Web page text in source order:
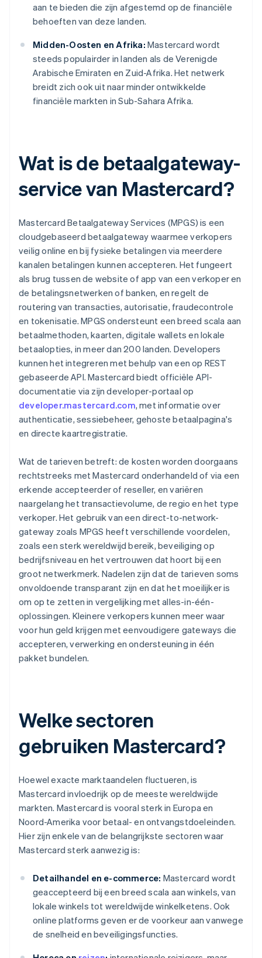
aan te bieden die zijn afgestemd op de financiële
behoeften van deze landen.
Midden-Oosten en Afrika: Mastercard wordt
steeds populairder in landen als de Verenigde
Arabische Emiraten en Zuid-Afrika. Het netwerk
breidt zich ook uit naar minder ontwikkelde
financiële markten in Sub-Sahara Afrika.
Wat is de betaalgateway-
service van Mastercard?
Mastercard Betaalgateway Services (MPGS) is een
cloudgebaseerd betaalgateway waarmee verkopers
veilig online en bij fysieke betalingen via meerdere
kanalen betalingen kunnen accepteren. Het fungeert
als brug tussen de website of app van een verkoper en
de betalingsnetwerken of banken, en regelt de
routering van transacties, autorisatie, fraudecontrole
en tokenisatie. MPGS ondersteunt een breed scala aan
betaalmethoden, kaarten, digitale wallets en lokale
betaalopties, in meer dan 200 landen. Developers
kunnen het integreren met behulp van een op REST
gebaseerde API. Mastercard biedt officiële API-
documentatie via zijn developer-portaal op
developer.mastercard.com, met informatie over
authenticatie, sessiebeheer, gehoste betaalpagina's
en directe kaartregistratie.
Wat de tarieven betreft: de kosten worden doorgaans
rechtstreeks met Mastercard onderhandeld of via een
erkende accepteerder of reseller, en variëren
naargelang het transactievolume, de regio en het type
verkoper. Het gebruik van een direct-to-network-
gateway zoals MPGS heeft verschillende voordelen,
zoals een sterk wereldwijd bereik, beveiliging op
bedrijfsniveau en het vertrouwen dat hoort bij een
groot netwerkmerk. Nadelen zijn dat de tarieven soms
onvoldoende transparant zijn en dat het moeilijker is
om op te zetten in vergelijking met alles-in-één-
oplossingen. Kleinere verkopers kunnen meer waar
voor hun geld krijgen met eenvoudigere gateways die
accepteren, verwerking en ondersteuning in één
pakket bundelen.
Welke sectoren
gebruiken Mastercard?
Hoewel exacte marktaandelen fluctueren, is
Mastercard invloedrijk op de meeste wereldwijde
markten. Mastercard is vooral sterk in Europa en
Noord-Amerika voor betaal- en ontvangstdoeleinden.
Hier zijn enkele van de belangrijkste sectoren waar
Mastercard sterk aanwezig is:
Detailhandel en e-commerce: Mastercard wordt
geaccepteerd bij een breed scala aan winkels, van
lokale winkels tot wereldwijde winkelketens. Ook
online platforms geven er de voorkeur aan vanwege
de snelheid en beveiligingsfuncties.